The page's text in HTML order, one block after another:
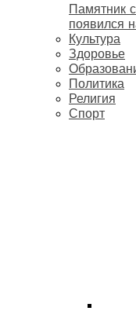
Памятник
появился
Культура
Здоровье
Политика
Религия
Спорт